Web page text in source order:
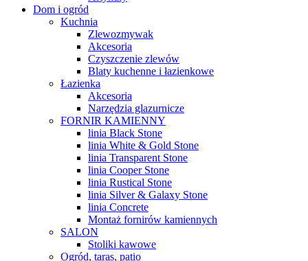
Dom i ogród
Kuchnia
Zlewozmywak
Akcesoria
Czyszczenie zlewów
Blaty kuchenne i łazienkowe
Łazienka
Akcesoria
Narzędzia glazurnicze
FORNIR KAMIENNY
linia Black Stone
linia White & Gold Stone
linia Transparent Stone
linia Cooper Stone
linia Rustical Stone
linia Silver & Galaxy Stone
linia Concrete
Montaż fornirów kamiennych
SALON
Stoliki kawowe
Ogród, taras, patio